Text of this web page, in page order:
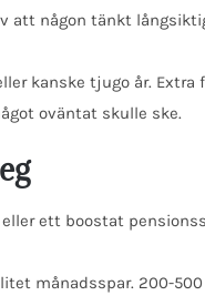
att någon tänkt
kanske tjugo år.
oväntat skulle ske.
ett boostat
månadsspar. 200-